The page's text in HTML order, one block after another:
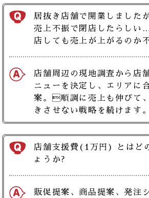
居抜き店舗で開業しました
売上不振で閉店したらしい
店しても売上が上がるのか
店舗周辺の現地調査から店
ニューを決定し、エリアに
案。順調に売上も伸びて
きさせない戦略を続けます。
店舗支援費(1万円) とはど
ょうか?
販促提案、商品提案、発注